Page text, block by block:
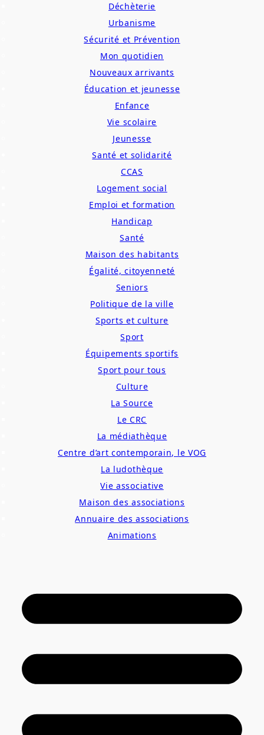
Déchèterie
Urbanisme
Sécurité et Prévention
Mon quotidien
Nouveaux arrivants
Éducation et jeunesse
Enfance
Vie scolaire
Jeunesse
Santé et solidarité
CCAS
Logement social
Emploi et formation
Handicap
Santé
Maison des habitants
Égalité, citoyenneté
Seniors
Politique de la ville
Sports et culture
Sport
Équipements sportifs
Sport pour tous
Culture
La Source
Le CRC
La médiathèque
Centre d’art contemporain, le VOG
La ludothèque
Vie associative
Maison des associations
Annuaire des associations
Animations